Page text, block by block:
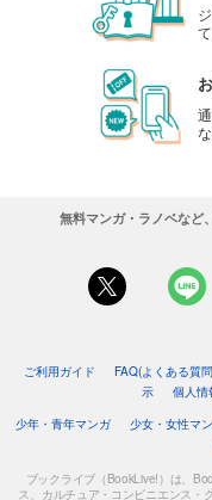
無料マンガ・ラノベなど
ご利用ガイド FAQ(よくある質
示
個人情
少年・青年マンガ
少女・女性マ
ブックライブ（BookLive!）は、
ス、カルチュア・コンビニエンス・